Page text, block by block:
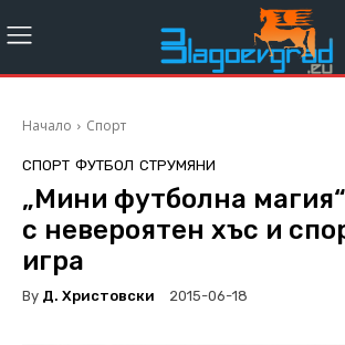
Начало Спорт
СПОРТ ФУТБОЛ СТРУМЯНИ
„Мини футболна
с невероятен хъс и
игра
By Д. Христовски 2015-06-18